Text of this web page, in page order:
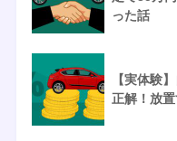
った話
【実体験
正解！放